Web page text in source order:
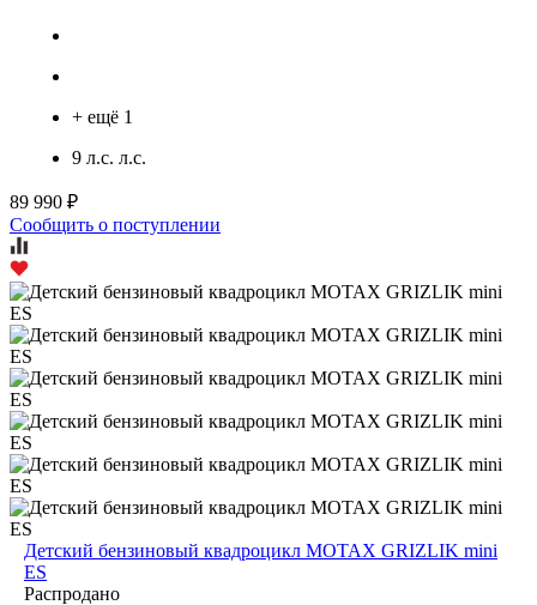
+ ещё 1
9 л.с. л.с.
89 990 ₽
Сообщить о поступлении
Детский бензиновый квадроцикл MOTAX GRIZLIK mini
ES
Распродано